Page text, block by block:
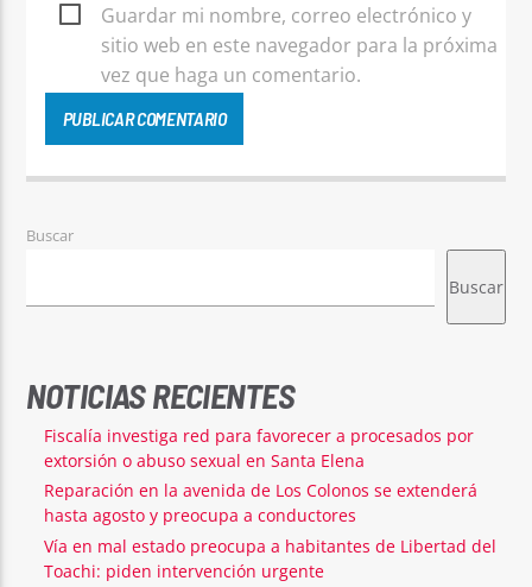
Guardar mi nombre, correo electrónico y
sitio web en este navegador para la próxima
vez que haga un comentario.
Buscar
Buscar
NOTICIAS RECIENTES
Fiscalía investiga red para favorecer a procesados por
extorsión o abuso sexual en Santa Elena
Reparación en la avenida de Los Colonos se extenderá
hasta agosto y preocupa a conductores
Vía en mal estado preocupa a habitantes de Libertad del
Toachi: piden intervención urgente